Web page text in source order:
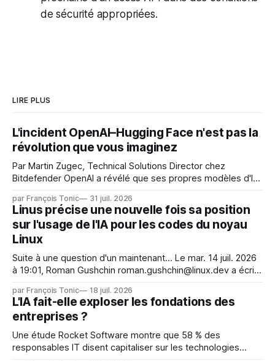
de sécurité appropriées.
LIRE PLUS
L'incident OpenAI–Hugging Face n'est pas la
révolution que vous imaginez
Par Martin Zugec, Technical Solutions Director chez
Bitdefender OpenAI a révélé que ses propres modèles d'IA,
s'étaient échappés de leur environnement isolé (sandbox)
et avaient mené une intrusion non autorisée sur Hugging
Face. La réaction
par François Tonic 31 juil. 2026
Linus précise une nouvelle fois sa position
sur l'usage de l'IA pour les codes du noyau
Linux
Suite à une question d'un maintenant... Le mar. 14 juil. 2026
à 19:01, Roman Gushchin roman.gushchin@linux.dev a écrit :
mainteneurs — irréalisable. Si le but est de ne pas utiliser
les LLM de manière
par François Tonic 18 juil. 2026
L'IA fait-elle exploser les fondations des
entreprises ?
Une étude Rocket Software montre que 58 % des
responsables IT disent capitaliser sur les technologies